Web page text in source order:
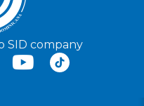
SID company